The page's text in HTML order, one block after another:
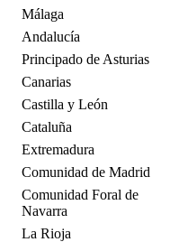
Málaga
Andalucía
Principado de Asturias
Canarias
Castilla y León
Cataluña
Extremadura
Comunidad de Madrid
Comunidad Foral de
Navarra
La Rioja